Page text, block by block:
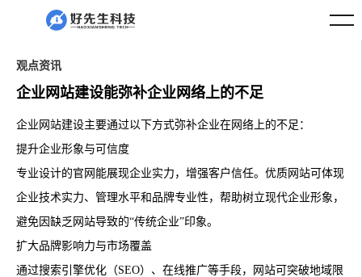
观点资讯
企业网站建设能弥补企业网络上的不足
企业网站建设主要通过以下方式弥补企业在网络上的不足：
提升企业形象与可信度
专业设计的官网能展现企业实力，增强客户信任。优质网站可体现
企业技术实力、管理水平和品牌专业性，帮助树立现代企业形象，
避免因缺乏网站导致的“传统企业”印象。
扩大品牌影响力与市场覆盖
通过搜索引擎优化（SEO）、在线推广等手段，网站可突破地域限